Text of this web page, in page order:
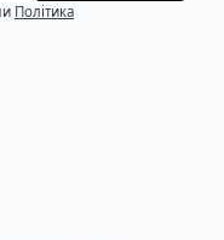
Політика